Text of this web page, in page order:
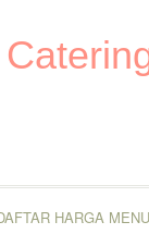
HARGA MENU